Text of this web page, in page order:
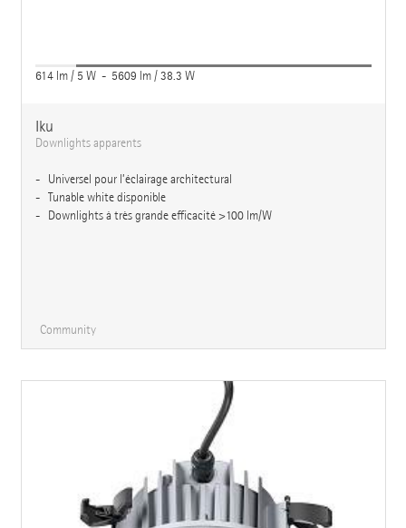
614 lm / 5 W - 5609 lm / 38.3 W
Iku
Downlights apparents
Universel pour l’éclairage architectural
Tunable white disponible
Downlights à très grande efficacité >100 lm/W
Community